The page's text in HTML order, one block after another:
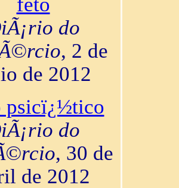
do
, 2 de
de 2012
psicï¿½tico
do
, 30 de
de 2012